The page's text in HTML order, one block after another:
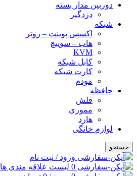
دوربین مدار بسته
دزدگیر
شبکه
اکسس پوینت – روتر
هاب – سوییچ
KVM
کابل شبکه
کارت شبکه
مودم
حافظه
فلش
مموری
هارد
لوازم خانگی
جستجو
ورود / ثبت نام
0 لیست علاقه مندی ها